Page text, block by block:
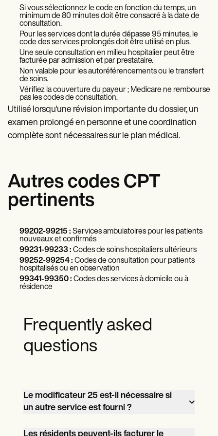
Si vous sélectionnez le code en fonction du temps, un
minimum de 80 minutes doit être consacré à la date de
consultation.
Pour les services dont la durée dépasse 95 minutes, le
code des services prolongés doit être utilisé en plus.
Une seule consultation en milieu hospitalier peut être
facturée par admission et par prestataire.
Non valable pour les autoréférencements ou le transfert
de soins.
Vérifiez la couverture du payeur ; Medicare ne rembourse
pas les codes de consultation.
Utilisé lorsqu'une révision importante du dossier, un
examen prolongé en personne et une coordination
complète sont nécessaires sur le plan médical.
Autres codes CPT
pertinents
99202-99215 : Services ambulatoires pour les patients
nouveaux et confirmés
99231-99233 : Codes de soins hospitaliers ultérieurs
99252-99254 : Codes de consultation pour patients
hospitalisés ou en observation
99341-99350 : Codes des services à domicile ou à
résidence
Frequently asked
questions
Le modificateur 25 est-il nécessaire si
un autre service est fourni ?